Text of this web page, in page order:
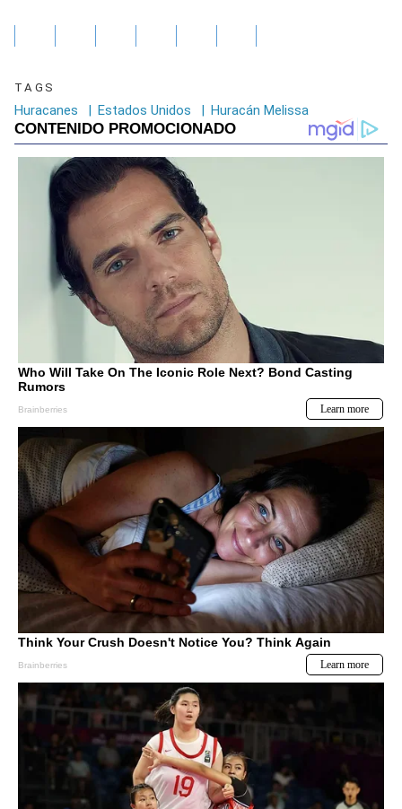
TAGS
Huracanes | Estados Unidos | Huracán Melissa